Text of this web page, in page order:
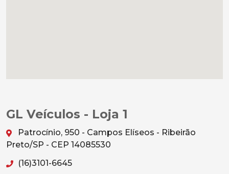
GL Veículos - Loja 1
Patrocínio, 950 - Campos Elíseos - Ribeirão
Preto/SP - CEP 14085530
(16)3101-6645